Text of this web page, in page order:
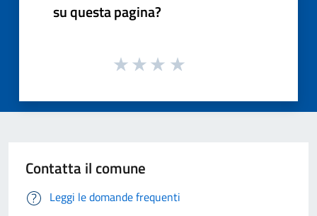
su questa pagina?
Contatta il comune
Leggi le domande frequenti